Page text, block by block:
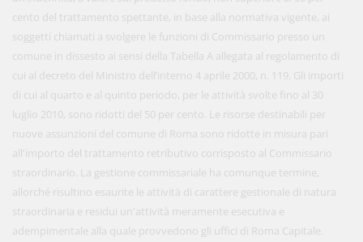
cento del trattamento spettante, in base alla normativa vigente, ai
soggetti chiamati a svolgere le funzioni di Commissario presso un
comune in dissesto ai sensi della Tabella A allegata al regolamento di
cui al decreto del Ministro dell’interno 4 aprile 2000, n. 119. Gli importi
di cui al quarto e al quinto periodo, per le attività svolte fino al 30
luglio 2010, sono ridotti del 50 per cento. Le risorse destinabili per
nuove assunzioni del comune di Roma sono ridotte in misura pari
all'importo del trattamento retributivo corrisposto al Commissario
straordinario. La gestione commissariale ha comunque termine,
allorché risultino esaurite le attività di carattere gestionale di natura
straordinaria e residui un'attività meramente esecutiva e
adempimentale alla quale provvedono gli uffici di Roma Capitale.